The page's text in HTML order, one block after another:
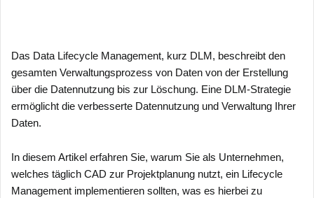
Das Data Lifecycle Management, kurz DLM, beschreibt den
gesamten Verwaltungsprozess von Daten von der Erstellung
über die Datennutzung bis zur Löschung. Eine DLM-Strategie
ermöglicht die verbesserte Datennutzung und Verwaltung Ihrer
Daten.
In diesem Artikel erfahren Sie, warum Sie als Unternehmen,
welches täglich CAD zur Projektplanung nutzt, ein Lifecycle
Management implementieren sollten, was es hierbei zu